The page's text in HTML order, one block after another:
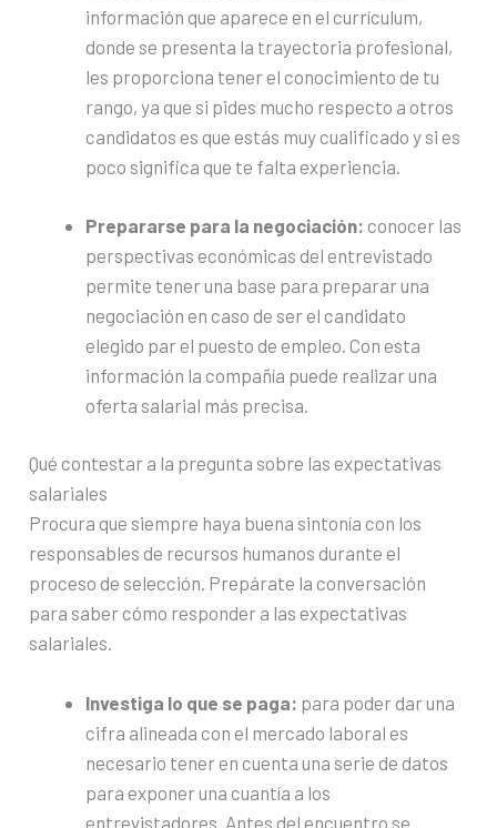
información que aparece en el currículum,
donde se presenta la trayectoria profesional,
les proporciona tener el conocimiento de tu
rango, ya que si pides mucho respecto a otros
candidatos es que estás muy cualificado y si es
poco significa que te falta experiencia.
Prepararse para la negociación: conocer las
perspectivas económicas del entrevistado
permite tener una base para preparar una
negociación en caso de ser el candidato
elegido par el puesto de empleo. Con esta
información la compañía puede realizar una
oferta salarial más precisa.
Qué contestar a la pregunta sobre las expectativas
salariales
Procura que siempre haya buena sintonía con los
responsables de recursos humanos durante el
proceso de selección. Prepárate la conversación
para saber cómo responder a las expectativas
salariales.
Investiga lo que se paga: para poder dar una
cifra alineada con el mercado laboral es
necesario tener en cuenta una serie de datos
para exponer una cuantía a los
entrevistadores. Antes del encuentro se